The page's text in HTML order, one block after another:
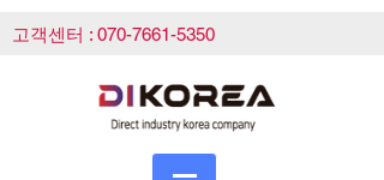
고객센터 : 070-7661-5350